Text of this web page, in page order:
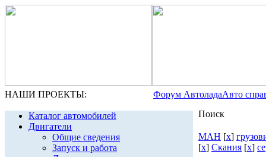
НАШИ ПРОЕКТЫ: Форум АвтоладаАвто
Каталог автомобилей
Двигатели
Общие сведения
Запуск и работа
Поиск
МАН [x]
[x] Скания [x]